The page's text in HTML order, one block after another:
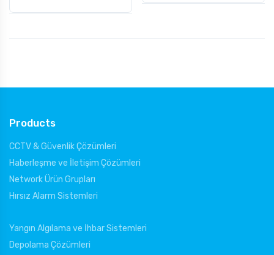
Products
CCTV & Güvenlik Çözümleri
Haberleşme ve İletişim Çözümleri
Network Ürün Grupları
Hırsız Alarm Sistemleri
Yangın Algılama ve İhbar Sistemleri
Depolama Çözümleri